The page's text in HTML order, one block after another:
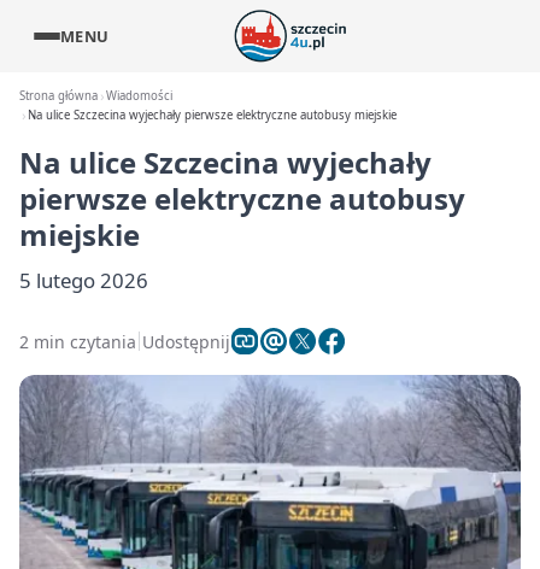
MENU
Strona główna Wiadomości
Na ulice Szczecina wyjechały pierwsze elektryczne autobusy miejskie
Na ulice Szczecina wyjechały
pierwsze elektryczne autobusy
miejskie
5 lutego 2026
2 min czytania Udostępnij